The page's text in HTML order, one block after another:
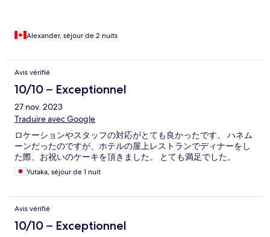
Alexander, séjour de 2 nuits
Avis vérifié
10/10 – Exceptionnel
27 nov. 2023
Traduire avec Google
ロケーションやスタッフの対応がとても良かったです。 ハネム
ーンだったのですが、ホテルの屋上レストランでディナーをし
た際、お祝いのケーキを頂きました。 とても満足でした。
Yutaka, séjour de 1 nuit
Avis vérifié
10/10 – Exceptionnel